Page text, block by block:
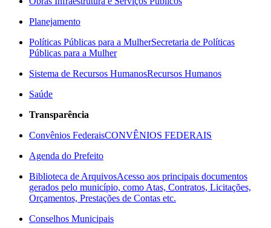
Planejamento
Políticas Públicas para a MulherSecretaria de Políticas
Públicas para a Mulher
Sistema de Recursos HumanosRecursos Humanos
Saúde
Transparência
Convênios FederaisCONVÊNIOS FEDERAIS
Agenda do Prefeito
Biblioteca de ArquivosAcesso aos principais documentos
gerados pelo município, como Atas, Contratos, Licitações,
Orçamentos, Prestações de Contas etc.
Conselhos Municipais